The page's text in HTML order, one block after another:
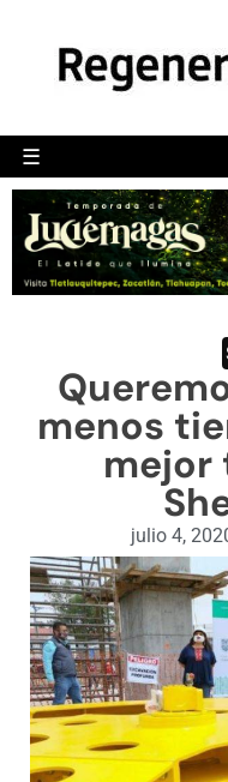
☰
menos
mejor
julio 4,